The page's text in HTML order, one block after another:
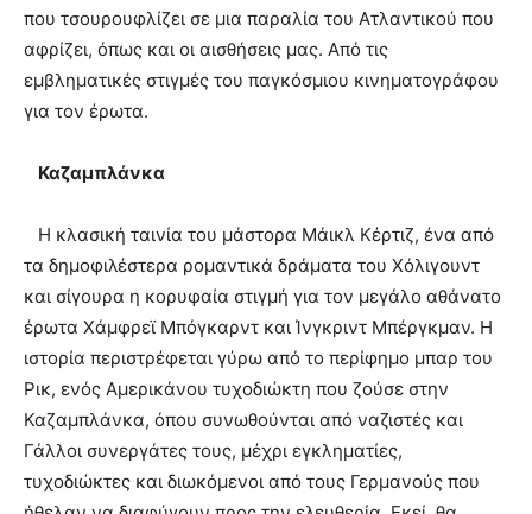
που τσουρουφλίζει σε μια παραλία του Ατλαντικού που
αφρίζει, όπως και οι αισθήσεις μας. Από τις
εμβληματικές στιγμές του παγκόσμιου κινηματογράφου
για τον έρωτα.
Καζαμπλάνκα
Η κλασική ταινία του μάστορα Μάικλ Κέρτιζ, ένα από
τα δημοφιλέστερα ρομαντικά δράματα του Χόλιγουντ
και σίγουρα η κορυφαία στιγμή για τον μεγάλο αθάνατο
έρωτα Χάμφρεϊ Μπόγκαρντ και Ίνγκριντ Μπέργκμαν. Η
ιστορία περιστρέφεται γύρω από το περίφημο μπαρ του
Ρικ, ενός Αμερικάνου τυχοδιώκτη που ζούσε στην
Καζαμπλάνκα, όπου συνωθούνται από ναζιστές και
Γάλλοι συνεργάτες τους, μέχρι εγκληματίες,
τυχοδιώκτες και διωκόμενοι από τους Γερμανούς που